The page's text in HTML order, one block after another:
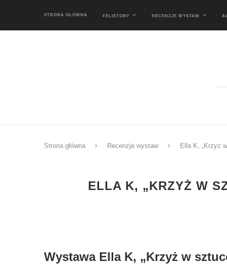
STRONA GŁÓWNA FELIETONY RECENZJE WYSTAW
Strona główna Recenzje wystaw Ella K, „Krzyż
ELLA K, „KRZYŻ W
Wystawa Ella K, „Krzyż w